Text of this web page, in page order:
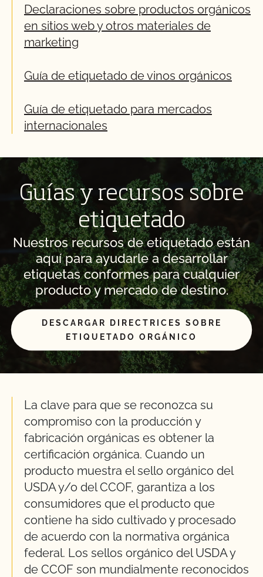
Declaraciones sobre productos orgánicos
en sitios web y otros materiales de
marketing
Guía de etiquetado de vinos orgánicos
Guía de etiquetado para mercados
internacionales
Guías y recursos sobre
etiquetado
Nuestros recursos de etiquetado están
aquí para ayudarle a desarrollar
etiquetas conformes para cualquier
producto y mercado de destino.
DESCARGAR DIRECTRICES SOBRE
ETIQUETADO ORGÁNICO
La clave para que se reconozca su
compromiso con la producción y
fabricación orgánicas es obtener la
certificación orgánica. Cuando un
producto muestra el sello orgánico del
USDA y/o del CCOF, garantiza a los
consumidores que el producto que
contiene ha sido cultivado y procesado
de acuerdo con la normativa orgánica
federal. Los sellos orgánico del USDA y
de CCOF son mundialmente reconocidos